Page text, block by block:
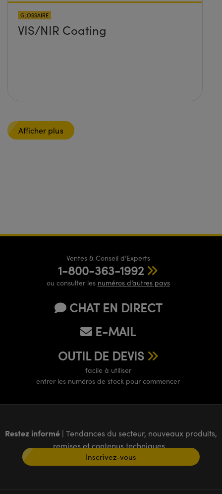
GLOSSAIRE
VIS/NIR Coating
Afficher plus
Ventes & Conseil d’Experts
1-800-363-1992
ou consulter les numéros d’autres pays
CHAT EN DIRECT
E-MAIL
OUTIL DE DEVIS
facile à utiliser
entrer les numéros de stock pour commencer
Restez informé | Tendances du secteur, nouveaux produits,
remises et contenus techniques
Inscrivez-vous